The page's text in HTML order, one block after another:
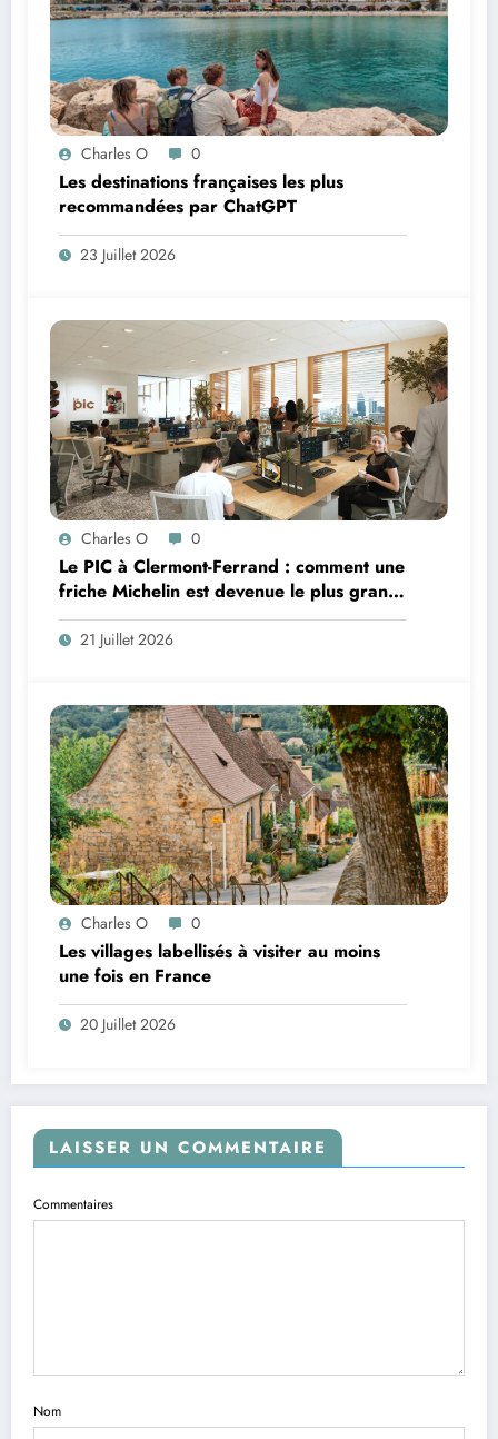
Charles O 0
Les destinations françaises les plus
recommandées par ChatGPT
23 Juillet 2026
Charles O 0
Le PIC à Clermont-Ferrand : comment une
friche Michelin est devenue le plus grand
coworking de France ?
21 Juillet 2026
Charles O 0
Les villages labellisés à visiter au moins
une fois en France
20 Juillet 2026
LAISSER UN COMMENTAIRE
Commentaires
Nom